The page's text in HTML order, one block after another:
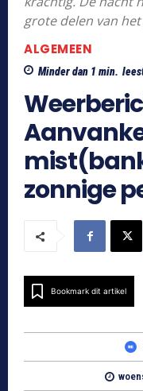
grote delen van
ALGEMEEN
Minder dan 1 min.
zonnige
Bookmark dit artikel